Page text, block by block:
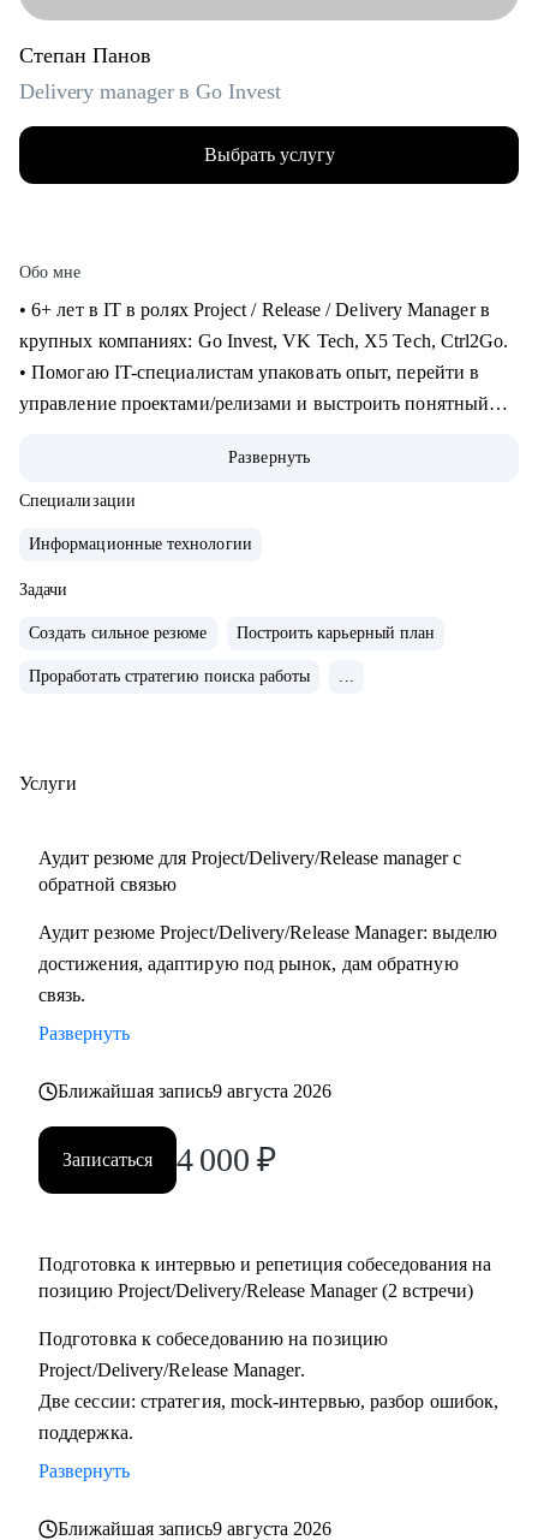
Степан Панов
Delivery manager в Go Invest
Выбрать услугу
Обо мне
• 6+ лет в IT в ролях Project / Release / Delivery Manager в
крупных компаниях: Go Invest, VK Tech, X5 Tech, Ctrl2Go.
• Помогаю IT-специалистам упаковать опыт, перейти в
управление проектами/релизами и выстроить понятный
• Обучение и сертификаты:
• 2024 — ITSM. Основы управления ИТ-услугами
• 2022 — «Поколение Python: курс для начинающих»
• 2021 — Kanban System Design, Professional Scrum Master
• Аудит резюме для Project / Delivery / Release Manager
• Переход в управление из разработки / аналитики /
Кому могу помочь:
усилить резюме, поднять отклики и двигаться к более
сильным компаниям.
• Системным и продуктовым аналитикам, разработчикам и
тестировщикам, которые планируют переход в управление
• Тимлидам и начинающим менеджерам, которым нужен
внешний взгляд на резюме, карьерный трек и точки роста.
• IT-специалистам, которые хотят системно подойти к
карьере, а не просто “стрелять откликами” в разные
Развернуть
Специализации
Информационные технологии
Задачи
Создать сильное резюме Построить карьерный план
Проработать стратегию поиска работы ...
Услуги
Аудит резюме для Project/Delivery/Release manager с
обратной связью
Аудит резюме Project/Delivery/Release Manager: выделю
достижения, адаптирую под рынок, дам обратную
связь.
Развернуть
Ближайшая запись9 августа 2026
Записаться 4 000 ₽
Подготовка к интервью и репетиция собеседования на
позицию Project/Delivery/Release Manager (2 встречи)
Подготовка к собеседованию на позицию
Project/Delivery/Release Manager.
Две сессии: стратегия, mock-интервью, разбор ошибок,
поддержка.
Развернуть
Ближайшая запись9 августа 2026